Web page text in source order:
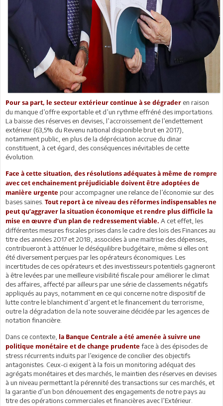
Pour sa part, le secteur extérieur continue à se dégrader en raison
du manque d’offre exportable et d’un rythme effréné des importations.
La baisse des réserves en devises, l’accroissement de l’endettement
extérieur (63,5% du Revenu national disponible brut en 2017),
notamment public, en plus de la dépréciation accrue du dinar
constituent, à cet égard, des conséquences inévitables de cette
évolution.
Face à cette situation, des résolutions adéquates à même de rompre
avec cet enchainement préjudiciable doivent être adoptées de
manière urgente pour accompagner une relance de l’économie sur des
bases saines. Tout report à ce niveau des réformes indispensables ne
peut qu’aggraver la situation économique et rendre plus difficile la
mise en œuvre d’un plan de redressement viable. A cet effet, les
différentes mesures fiscales prises dans le cadre des lois des Finances au
titre des années 2017 et 2018, associées à une maitrise des dépenses,
contribueront à atténuer le déséquilibre budgétaire, même si elles ont
été diversement perçues par les opérateurs économiques. Les
incertitudes de ces opérateurs et des investisseurs potentiels gagneront
à être levées par une meilleure visibilité fiscale pour améliorer le climat
des affaires, affecté par ailleurs par une série de classements négatifs
appliqués au pays, notamment en ce qui concerne notre dispositif de
lutte contre le blanchiment d’argent et le financement du terrorisme,
outre la dégradation de la note souveraine décidée par les agences de
notation financière.
Dans ce contexte,
la Banque Centrale a été amenée à suivre une
politique monétaire et de change prudente face à des épisodes de
stress récurrents induits par l’exigence de concilier des objectifs
antagonistes. Ceux-ci exigent à la fois un monitoring adéquat des
agrégats monétaires et des marchés, le maintien des réserves en devises
à un niveau permettant la pérennité des transactions sur ces marchés, et
la garantie d’un bon dénouement des engagements de notre pays au
titre des opérations commerciales et financières avec l’Extérieur.